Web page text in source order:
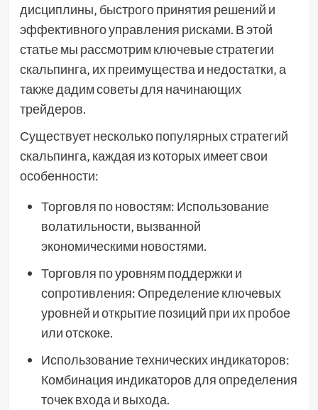
дисциплины‚ быстрого принятия решений и
эффективного управления рисками. В этой
статье мы рассмотрим ключевые стратегии
скальпинга‚ их преимущества и недостатки‚ а
также дадим советы для начинающих
трейдеров.
Существует несколько популярных стратегий
скальпинга‚ каждая из которых имеет свои
особенности:
Торговля по новостям: Использование
волатильности‚ вызванной
экономическими новостями.
Торговля по уровням поддержки и
сопротивления: Определение ключевых
уровней и открытие позиций при их пробое
или отскоке.
Использование технических индикаторов:
Комбинация индикаторов для определения
точек входа и выхода.